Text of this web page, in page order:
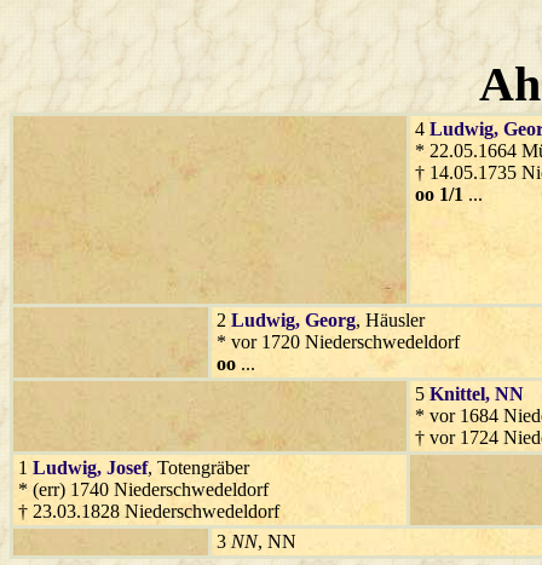
4 Ludwig,
* 22.05.1664
† 14.05.1735
oo 1/1 ...
2 Ludwig, Georg, Häusler
* vor 1720 Niederschwedeldorf
oo ...
5 Knittel, NN
* vor 1684
† vor 1724
1 Ludwig, Josef, Totengräber
* (err) 1740 Niederschwedeldorf
† 23.03.1828 Niederschwedeldorf
3 NN, NN